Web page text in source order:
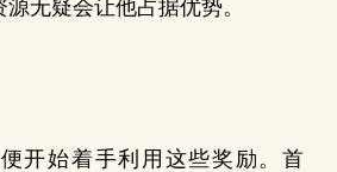
无疑会让他占据优势。
始着手利用这些奖励。首